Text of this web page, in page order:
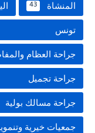
المنشاة 43
تونس
جراحة العظام
جراحة تجميل
جراحة مسالك بولية
جمعيات خيرية